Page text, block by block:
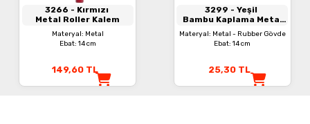
3266 - Kırmızı
Metal Roller Kalem
Materyal: Metal
Ebat: 14 cm
149,60 TL
3299 - Yeşil
Bambu Kaplama Metal
Kalem
Materyal: Metal - Rubber Gövde
Ebat: 14 cm
25,30 TL